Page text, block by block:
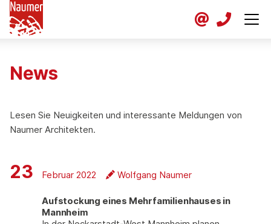
News
Lesen Sie Neuigkeiten und interessante Meldungen von
Naumer Architekten.
Aufstockung eines Mehrfamilienhauses in
Mannheim
23 Februar 2022 Wolfgang Naumer